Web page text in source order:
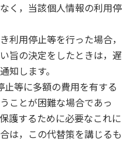
く，当該個人情報の利用停
利用停止等を行った場合，
旨の決定をしたときは，遅
知します。
等に多額の費用を有する
ことが困難な場合であっ
護するために必要なこれに
は，この代替策を講じるも